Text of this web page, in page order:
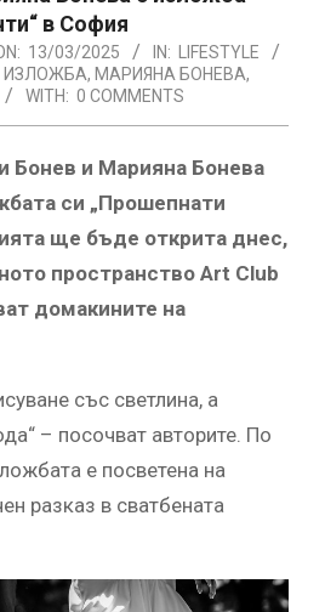
в София
13/03/2025 IN: LIFESTYLE
ИЗЛОЖБА, МАРИЯНА БОНЕВА,
WITH: 0 COMMENTS
Бонев и Марияна Бонева
си „Прошепнати
ще бъде открита днес,
пространство Art Club
домакините на
със светлина, а
– посочват авторите. По
е посветена на
разказ в сватбената